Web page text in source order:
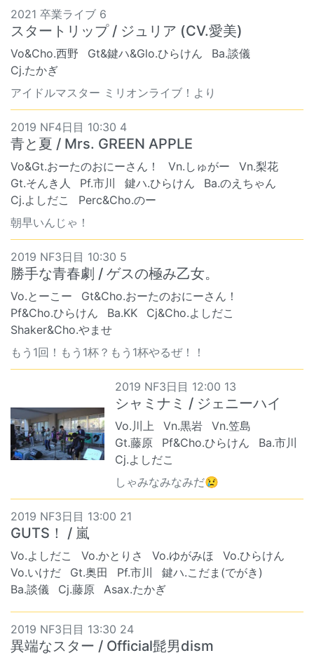
2021 卒業ライブ 6
スタートリップ / ジュリア (CV.愛美)
Vo&Cho.西野 Gt&鍵ハ&Glo.ひらけん
Ba.談儀
Cj.たかぎ
アイドルマスター ミリオンライブ！より
2019 NF4日目 10:30 4
青と夏 / Mrs. GREEN APPLE
Vo&Gt.おーたのおにーさん！ Vn.しゅがー
Vn.梨花
Gt.そんき人
Pf.市川 鍵ハ.ひらけん
Ba.のえちゃん
Cj.よしだこ
Perc&Cho.のー
朝早いんじゃ！
2019 NF3日目 10:30 5
勝手な青春劇 / ゲスの極み乙女。
Vo.とーこー
Gt&Cho.おーたのおにーさん！
Pf&Cho.ひらけん
Ba.KK
Cj&Cho.よしだこ
Shaker&Cho.やませ
もう1回！もう1杯？もう1杯やるぜ！！
2019 NF3日目 12:00 13
シャミナミ / ジェニーハイ
Vo.川上 Vn.黒岩
Vn.笠島
Gt.藤原
Pf&Cho.ひらけん
Ba.市川
Cj.よしだこ
しゃみなみなみだ😢
2019 NF3日目 13:00 21
GUTS！ / 嵐
Vo.よしだこ Vo.かとりさ Vo.ゆがみほ
Vo.ひらけん
Vo.いけだ
Gt.奥田 Pf.市川
鍵ハ.こだま(でがき)
Ba.談儀
Cj.藤原 Asax.たかぎ
2019 NF3日目 13:30 24
異端なスター / Official髭男dism